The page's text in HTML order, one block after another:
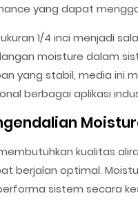
yang dapat
1/4 inci menjadi
moisture dalam
yang stabil, media ini
berbagai aplikasi
kualitas
berjalan optimal.
sistem secara